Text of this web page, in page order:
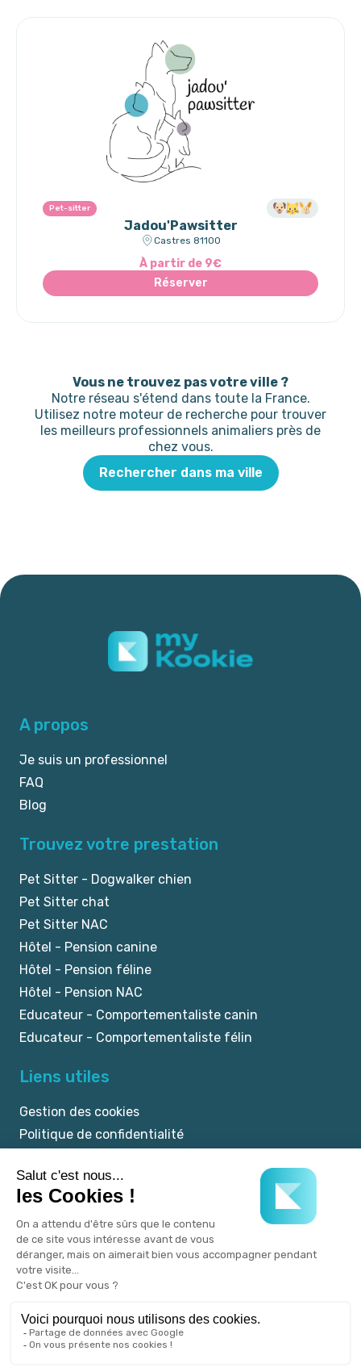
Pet-sitter
Jadou'Pawsitter
Castres 81100
À partir de 9€
Réserver
Vous ne trouvez pas votre ville ?
Notre réseau s'étend dans toute la France.
Utilisez notre moteur de recherche pour trouver
les meilleurs professionnels animaliers près de
chez vous.
Rechercher dans ma ville
A propos
Je suis un professionnel
FAQ
Blog
Trouvez votre prestation
Pet Sitter - Dogwalker chien
Pet Sitter chat
Pet Sitter NAC
Hôtel - Pension canine
Hôtel - Pension féline
Hôtel - Pension NAC
Educateur - Comportementaliste canin
Educateur - Comportementaliste félin
Liens utiles
Gestion des cookies
Politique de confidentialité
CGU
Un service Kookie.pet.